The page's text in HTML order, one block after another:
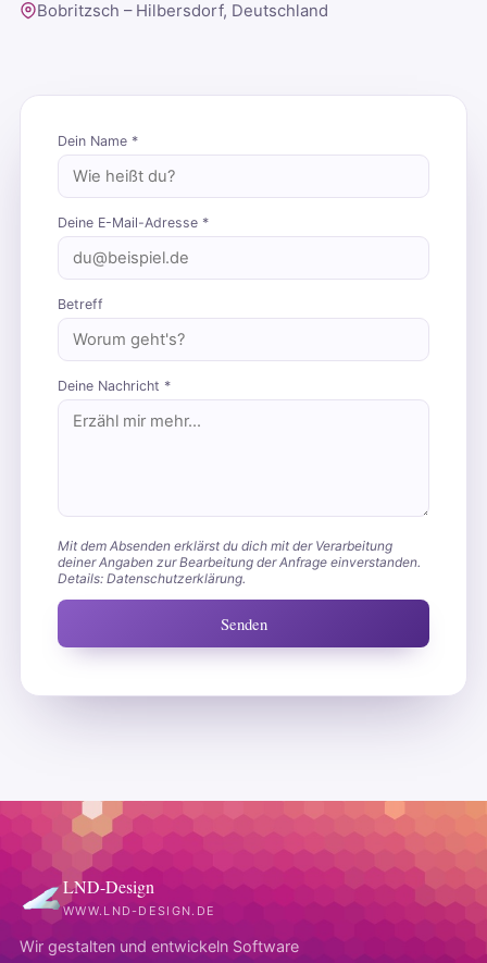
Bobritzsch – Hilbersdorf, Deutschland
Dein Name *
Deine E-Mail-Adresse *
Betreff
Deine Nachricht *
Mit dem Absenden erklärst du dich mit der Verarbeitung
deiner Angaben zur Bearbeitung der Anfrage einverstanden.
Details: Datenschutzerklärung.
Senden
LND-Design
WWW.LND-DESIGN.DE
Wir gestalten und entwickeln Software